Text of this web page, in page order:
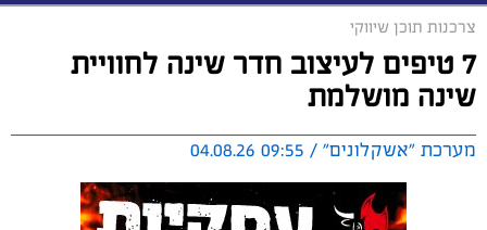
צרכנות תוכן שיווקי
7 טיפים לעיצוב חדר שינה לחוויית
שינה מושלמת
מערכת "אשקלונים" / 09:55 04.08.26